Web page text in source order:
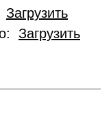
Загрузить
Загрузить